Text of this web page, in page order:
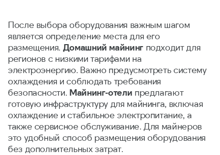
После выбора оборудования важным шагом
является определение места для его
размещения. Домашний майнингподходит для
регионов с низкими тарифами на
электроэнергию. Важно предусмотреть систему
охлаждения и соблюдать требования
безопасности. Майнинг-отели предлагают
готовую инфраструктуру для майнинга, включая
охлаждение и стабильное электропитание, а
также сервисное обслуживание. Для майнеров
это удобный способ размещения оборудования
без дополнительных затрат.